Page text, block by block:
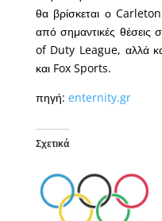
θα βρίσκεται ο
από σημαντικές
of Duty League, αλλά
και Fox Sports.
πηγή: enternity.gr
Σχετικά